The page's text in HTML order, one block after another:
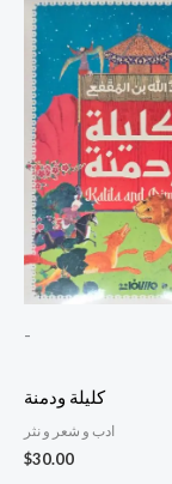
-
كليلة ودمنة
ادب و شعر و نثر
$30.00